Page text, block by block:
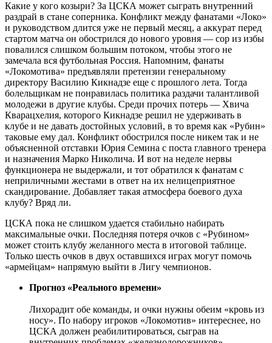
Какие у кого козыри? За ЦСКА может сыграть внутренний
раздрай в стане соперника. Конфликт между фанатами «Локо»
и руководством длится уже не первый месяц, а аккурат перед
стартом матча он обострился до нового уровня — сор из избы
повалился слишком большим потоком, чтобы этого не
замечала вся футбольная Россия. Напомним, фанаты
«Локомотива» предъявляли претензии генеральному
директору Василию Кикнадзе еще с прошлого лета. Тогда
болельщикам не понравилась политика раздачи талантливой
молодежи в другие клубы. Среди прочих потерь — Хвича
Кварацхелия, которого Кикнадзе решил не удерживать в
клубе и не давать достойных условий, в то время как «Рубин»
таковые ему дал. Конфликт обострился после никем так и не
объясненной отставки Юрия Семина с поста главного тренера
и назначения Марко Николича. И вот на неделе нервы
функционера не выдержали, и тот обратился к фанатам с
неприличными жестами в ответ на их нелицеприятное
скандирование. Добавляет такая атмосфера боевого духа
клубу? Вряд ли.
ЦСКА пока не слишком удается стабильно набирать
максимальные очки. Последняя потеря очков с «Рубином»
может стоить клубу желанного места в итоговой таблице.
Только шесть очков в двух оставшихся играх могут помочь
«армейцам» напрямую выйти в Лигу чемпионов.
Прогноз «Реального времени»
Лихорадит обе команды, и очки нужны обеим «кровь из
носу». По набору игроков «Локомотив» интереснее, но
ЦСКА должен реабилитироваться, сыграв на